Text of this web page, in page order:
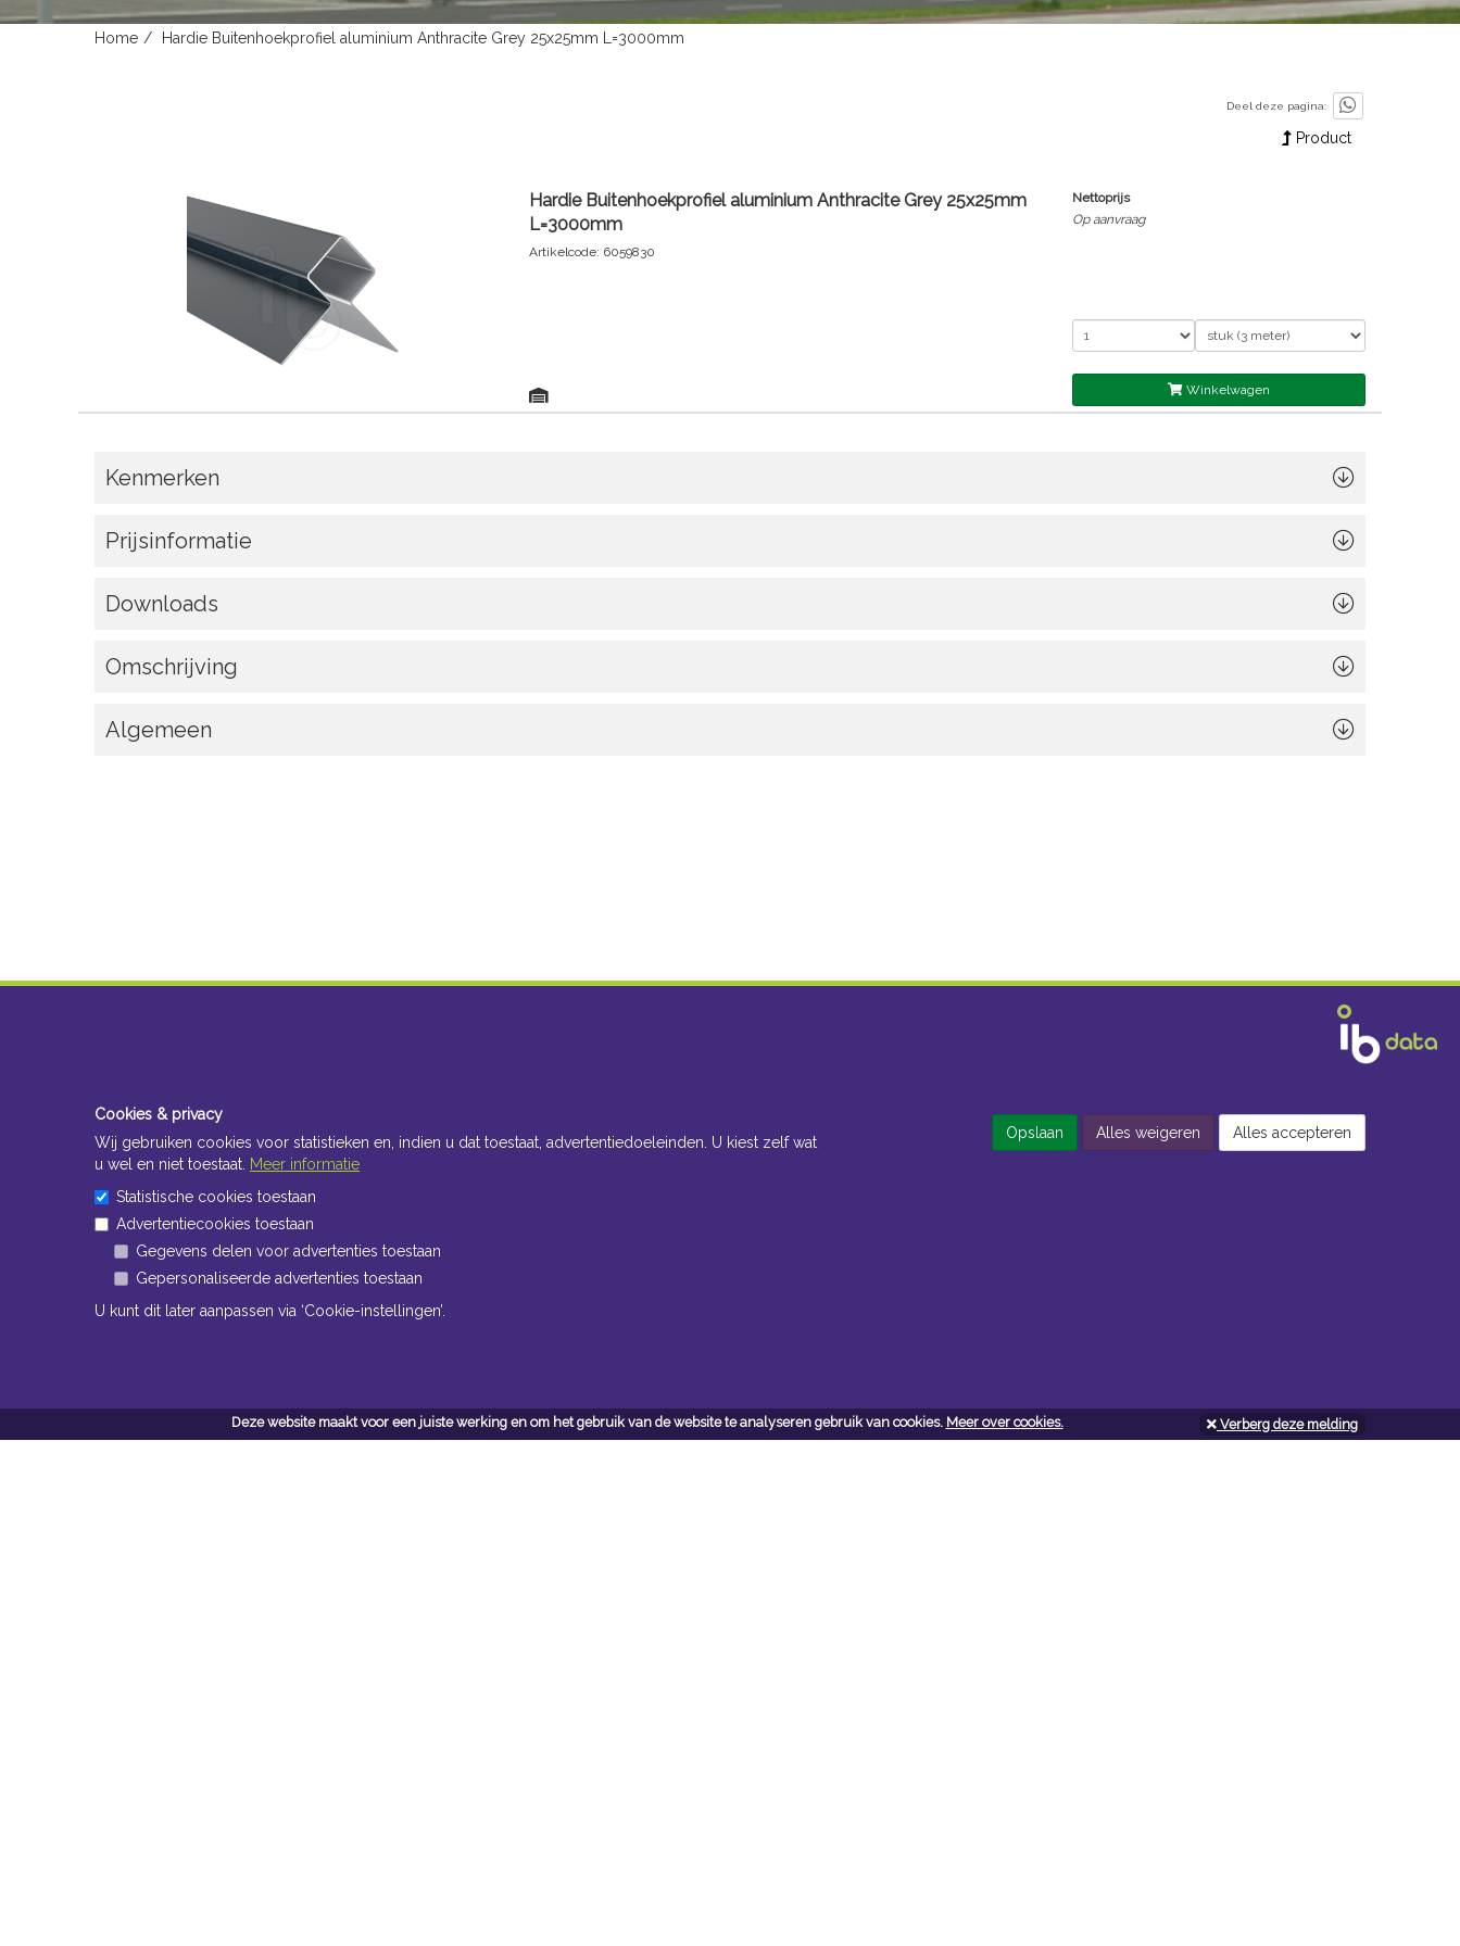
Deze website maakt voor een juiste werking en om het gebruik van de website te analyseren gebruik van cookies. Meer over cookies. Verberg deze melding
Home Hardie Buitenhoekprofiel aluminium Anthracite Grey 25x25mm L=3000mm
Deel deze pagina:
Product
Hardie Buitenhoekprofiel aluminium Anthracite Grey 25x25mm
L=3000mm
Artikelcode: 6059830
Nettoprijs
Op aanvraag
Winkelwagen
Kenmerken
Prijsinformatie
Downloads
Omschrijving
Algemeen
Cookies & privacy
Wij gebruiken cookies voor statistieken en, indien u dat toestaat, advertentiedoeleinden. U kiest zelf wat
u wel en niet toestaat. Meer informatie
Statistische cookies toestaan
Advertentiecookies toestaan
Gegevens delen voor advertenties toestaan
Gepersonaliseerde advertenties toestaan
U kunt dit later aanpassen via ‘Cookie-instellingen’.
Opslaan Alles weigeren Alles accepteren